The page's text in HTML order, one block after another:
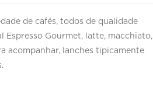
de cafés, todos de qualidade
Espresso Gourmet, latte, macchiato,
acompanhar, lanches tipicamente